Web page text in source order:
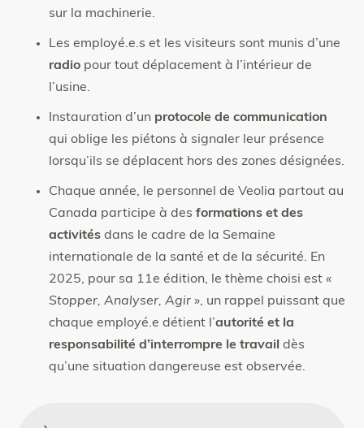
sur la machinerie.
Les employé.e.s et les visiteurs sont munis d’une
radio pour tout déplacement à l’intérieur de
l’usine.
Instauration d’un protocole de communication
qui oblige les piétons à signaler leur présence
lorsqu’ils se déplacent hors des zones désignées.
Chaque année, le personnel de Veolia partout au
Canada participe à des formations et des
activités dans le cadre de la Semaine
internationale de la santé et de la sécurité. En
2025, pour sa 11e édition, le thème choisi est «
Stopper, Analyser, Agir », un rappel puissant que
chaque employé.e détient l’autorité et la
responsabilité d’interrompre le travail dès
qu’une situation dangereuse est observée.